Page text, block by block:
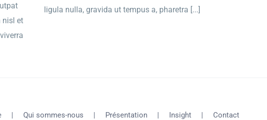
ligula nulla, gravida ut tempus a, pharetra [...]
nisl et
Qui sommes-nous Présentation Insight Contact